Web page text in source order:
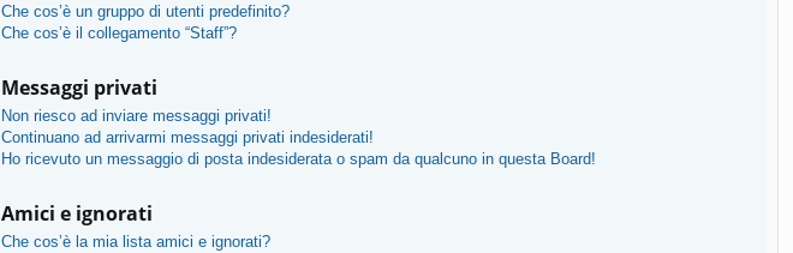
Che cos’è un gruppo di utenti predefinito?
Che cos’è il collegamento “Staff”?
Messaggi privati
Non riesco ad inviare messaggi privati!
Continuano ad arrivarmi messaggi privati indesiderati!
Ho ricevuto un messaggio di posta indesiderata o spam da qualcuno in questa Board!
Amici e ignorati
Che cos’è la mia lista amici e ignorati?